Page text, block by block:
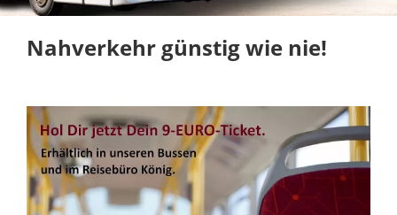
Nahverkehr günstig wie nie!
Zeige
grösseres
Bild